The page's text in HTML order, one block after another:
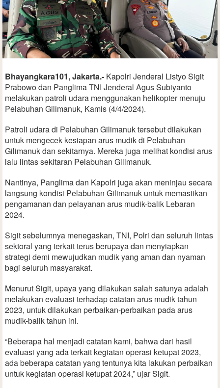
Bhayangkara101, Jakarta.- Kapolri Jenderal Listyo Sigit
Prabowo dan Panglima TNI Jenderal Agus Subiyanto
melakukan patroli udara menggunakan helikopter menuju
Pelabuhan Gilimanuk, Kamis (4/4/2024).
Patroli udara di Pelabuhan Gilimanuk tersebut dilakukan
untuk mengecek kesiapan arus mudik di Pelabuhan
Gilimanuk dan sekitarnya. Mereka juga melihat kondisi arus
lalu lintas sekitaran Pelabuhan Gilimanuk.
Nantinya, Panglima dan Kapolri juga akan meninjau secara
langsung kondisi Pelabuhan Gilimanuk untuk memastikan
pengamanan dan pelayanan arus mudik-balik Lebaran
2024.
Sigit sebelumnya menegaskan, TNI, Polri dan seluruh lintas
sektoral yang terkait terus berupaya dan menyiapkan
strategi demi mewujudkan mudik yang aman dan nyaman
bagi seluruh masyarakat.
Menurut Sigit, upaya yang dilakukan salah satunya adalah
melakukan evaluasi terhadap catatan arus mudik tahun
2023, untuk dilakukan perbaikan-perbaikan pada arus
mudik-balik tahun ini.
“Beberapa hal menjadi catatan kami, bahwa dari hasil
evaluasi yang ada terkait kegiatan operasi ketupat 2023,
ada beberapa catatan yang tentunya kita lakukan perbaikan
untuk kegiatan operasi ketupat 2024,” ujar Sigit.